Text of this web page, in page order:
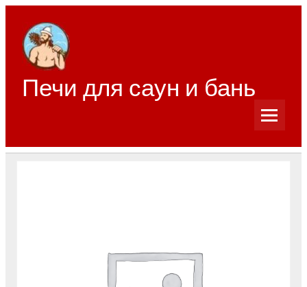
Перейти
содержимому
Печи для саун и бань